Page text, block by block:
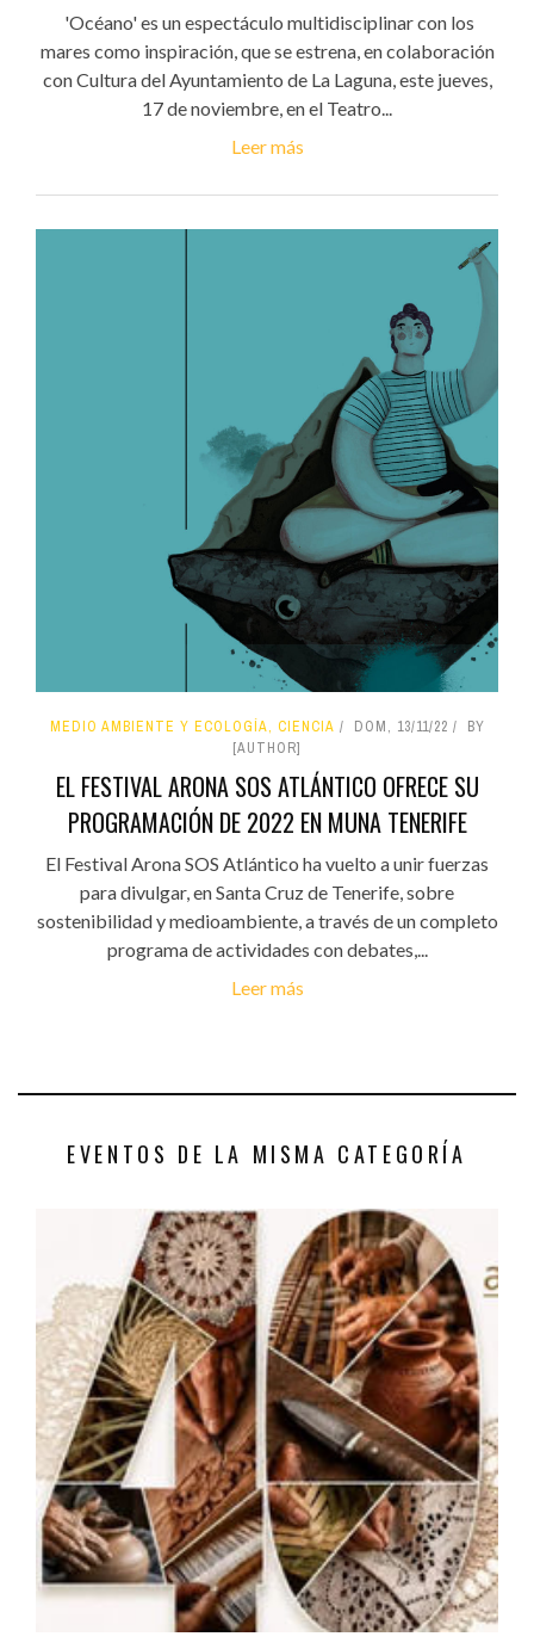
'Océano' es un espectáculo multidisciplinar con los
mares como inspiración, que se estrena, en colaboración
con Cultura del Ayuntamiento de La Laguna, este jueves,
17 de noviembre, en el Teatro...
Leer más
MEDIO AMBIENTE Y ECOLOGÍA, CIENCIA DOM, 13/11/22
BY
[AUTHOR]
EL FESTIVAL ARONA SOS ATLÁNTICO OFRECE SU
PROGRAMACIÓN DE 2022 EN MUNA TENERIFE
El Festival Arona SOS Atlántico ha vuelto a unir fuerzas
para divulgar, en Santa Cruz de Tenerife, sobre
sostenibilidad y medioambiente, a través de un completo
programa de actividades con debates,...
Leer más
EVENTOS DE LA MISMA CATEGORÍA